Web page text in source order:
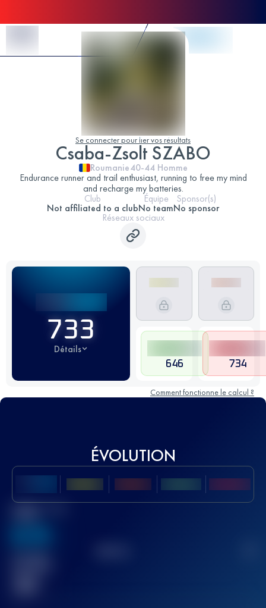
Se connecter pour lier vos résultats
Csaba-Zsolt SZABO
Roumanie40-44 Homme
Endurance runner and trail enthusiast, running to free my mind
and recharge my batteries.
Club
Not affiliated to a club
Équipe
No team
Sponsor(s)
No sponsor
Réseaux sociaux
733
Détails
646 734
Comment fonctionne le calcul ?
ÉVOLUTION
Meilleur Score